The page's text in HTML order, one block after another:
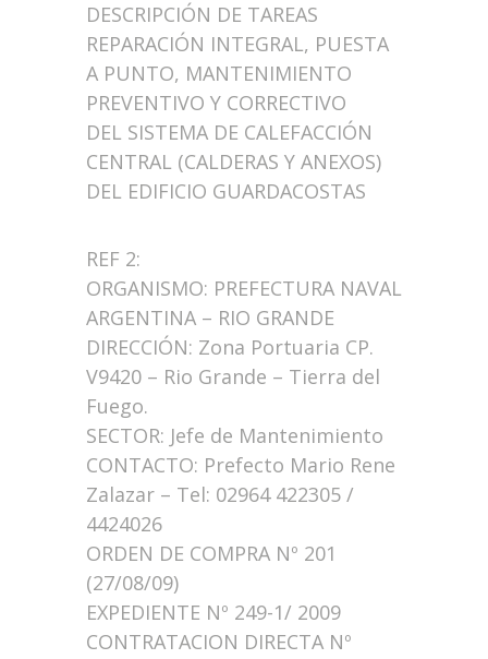
DESCRIPCIÓN DE TAREAS
REPARACIÓN INTEGRAL, PUESTA
A PUNTO, MANTENIMIENTO
PREVENTIVO Y CORRECTIVO
DEL SISTEMA DE CALEFACCIÓN
CENTRAL (CALDERAS Y ANEXOS)
DEL EDIFICIO GUARDACOSTAS
REF 2:
ORGANISMO: PREFECTURA NAVAL
ARGENTINA – RIO GRANDE
DIRECCIÓN: Zona Portuaria CP.
V9420 – Rio Grande – Tierra del
Fuego.
SECTOR: Jefe de Mantenimiento
CONTACTO: Prefecto Mario Rene
Zalazar – Tel: 02964 422305 /
4424026
ORDEN DE COMPRA Nº 201
(27/08/09)
EXPEDIENTE Nº 249-1/ 2009
CONTRATACION DIRECTA Nº